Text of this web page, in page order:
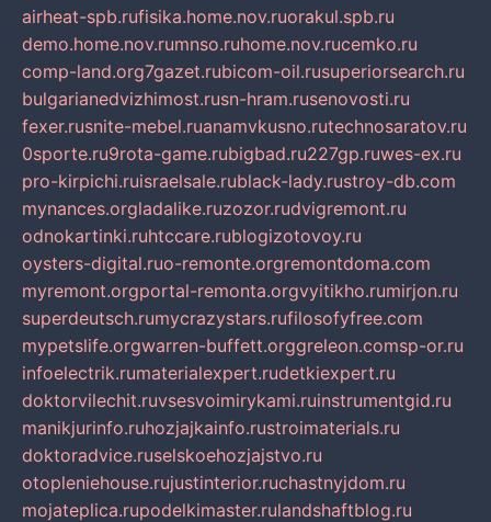
airheat-spb.rufisika.home.nov.ruorakul.spb.ru
demo.home.nov.rumnso.ruhome.nov.rucemko.ru
comp-land.org7gazet.rubicom-oil.rusuperiorsearch.ru
bulgarianedvizhimost.rusn-hram.rusenovosti.ru
fexer.rusnite-mebel.ruanamvkusno.rutechnosaratov.ru
0sporte.ru9rota-game.rubigbad.ru227gp.ruwes-ex.ru
pro-kirpichi.ruisraelsale.rublack-lady.rustroy-db.com
mynances.orgladalike.ruzozor.rudvigremont.ru
odnokartinki.ruhtccare.rublogizotovoy.ru
oysters-digital.ruo-remonte.orgremontdoma.com
myremont.orgportal-remonta.orgvyitikho.rumirjon.ru
superdeutsch.rumycrazystars.rufilosofyfree.com
mypetslife.orgwarren-buffett.orggreleon.comsp-or.ru
infoelectrik.rumaterialexpert.rudetkiexpert.ru
doktorvilechit.ruvsesvoimirykami.ruinstrumentgid.ru
manikjurinfo.ruhozjajkainfo.rustroimaterials.ru
doktoradvice.ruselskoehozjajstvo.ru
otopleniehouse.rujustinterior.ruchastnyjdom.ru
mojateplica.rupodelkimaster.rulandshaftblog.ru